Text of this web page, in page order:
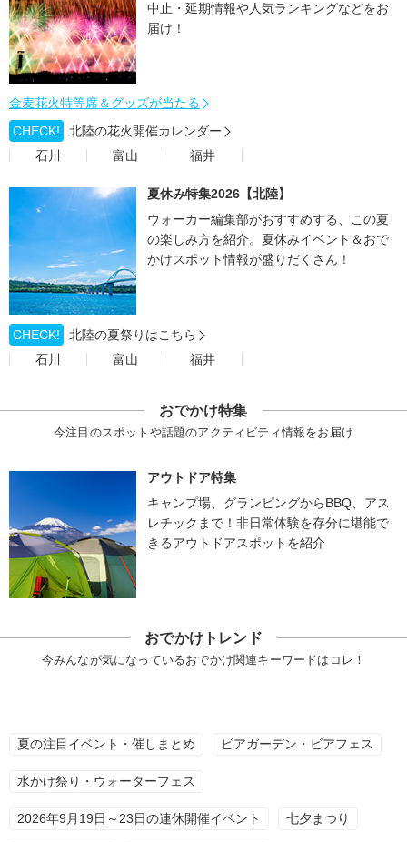
中止・延期情報や人気ランキングなどをお
届け！
金麦花火特等席＆グッズが当たる
CHECK!
北陸の花火開催カレンダー
石川
富山 福井
夏休み特集2026【北陸】
ウォーカー編集部がおすすめする、この夏
の楽しみ方を紹介。夏休みイベント＆おで
かけスポット情報が盛りだくさん！
CHECK!
北陸の夏祭りはこちら
石川
富山 福井
おでかけ特集
今注目のスポットや話題のアクティビティ情報をお届け
アウトドア特集
キャンプ場、グランピングからBBQ、アス
レチックまで！非日常体験を存分に堪能で
きるアウトドアスポットを紹介
おでかけトレンド
今みんなが気になっているおでかけ関連キーワードはコレ！
夏の注目イベント・催しまとめ ビアガーデン・ビアフェス
水かけ祭り・ウォーターフェス
2026年9月19日～23日の連休開催イベント 七夕まつり